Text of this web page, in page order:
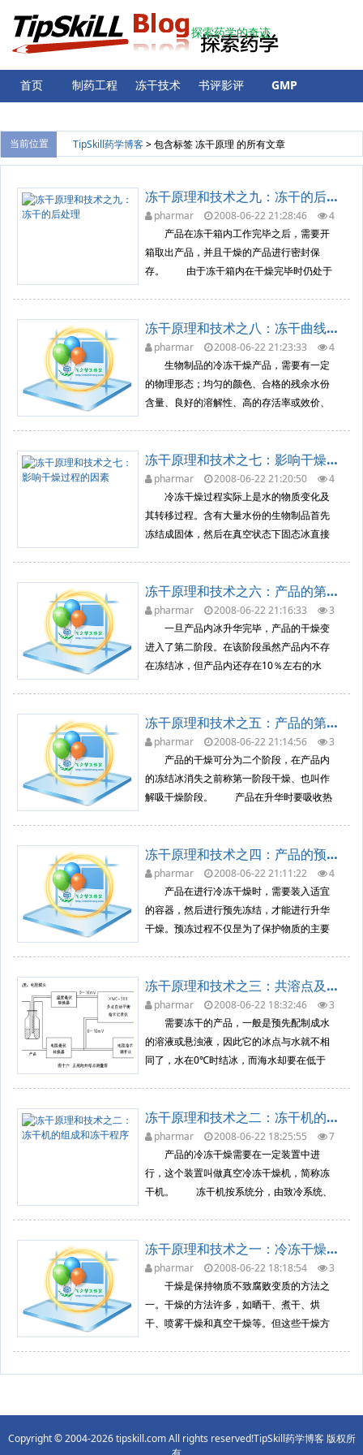
探索药学的奇迹
首页 制药工程 冻干技术 书评影评
GMP
当前位置 TipSkill药学博客> 包含标签冻干原理 的所有文章
冻干原理和技术之九：冻干的后处理
pharmar 2008-06-22 21:28:46
4
冷冻干燥原理
产品在冻干箱内工作完毕之后，需要开
箱取出产品，并且干燥的产品进行密封保
存。 由于冻干箱内在干燥完毕时仍处于
菌干燥空气。 由于产品的保存要求各不
相同，因此出箱时的处理也各不相同。有些
产品仅需放入无菌干燥空气，然...
冻干原理和技术之八：冻干曲线时序的制定
pharmar 2008-06-22 21:23:33
4
冷冻干燥原理
生物制品的冷冻干燥产品，需要有一定
的物理形态；均匀的颜色、合格的残余水份
含量、良好的溶解性、高的存活率或效价、
冻干燥过程的每一阶段的各参数进行全面的
控制，才能得到优质的产品。冻干曲线和时
序就是进行冷冻干燥过程控制的基本依...
冻干原理和技术之七：影响干燥过程的因素
pharmar 2008-06-22 21:20:50
4
冷冻干燥原理
冷冻干燥过程实际上是水的物质变化及
其转移过程。含有大量水份的生物制品首先
冻结成固体，然后在真空状态下固态冰直接
内得到了需要的冷冻干躁产品，干燥过程如
图十七所示。 冻干过程有二个放热过程
和二个吸收过程：液体生物制品...
冻干原理和技术之六：产品的第二阶段干燥
pharmar 2008-06-22 21:16:33
3
冷冻干燥原理
一旦产品内冰升华完毕，产品的干燥变
进入了第二阶段。在该阶段虽然产品内不存
在冻结冰，但产品内还存在10％左右的水
段，可以使产品的温度迅速地上升到该产品
的最高允许温度，并在该温度一直维持到冻
干结束为止。迅速提高产品温度有利...
冻干原理和技术之五：产品的第一阶段干躁
pharmar 2008-06-22 21:14:56
3
冷冻干燥原理
产品的干燥可分为二个阶段，在产品内
的冻结冰消失之前称第一阶段干燥、也叫作
解吸干燥阶段。 产品在升华时要吸收热
行加热。但对产品的加热量是有限度的，不
能使产品的温度超过其自身共熔点温度。升
华的产品如果低于共熔点温度...
冻干原理和技术之四：产品的预冻
pharmar 2008-06-22 21:11:22
4
冷冻干燥原理
产品在进行冷冻干燥时，需要装入适宜
的容器，然后进行预先冻结，才能进行升华
干燥。预冻过程不仅昰为了保护物质的主要
量，以便日后的应用。 产品的分装通常
有散装和瓶装二种方式。散装可以采用金属
盘，饭盒或玻璃器皿；瓶装采用玻璃...
冻干原理和技术之三：共溶点及其测量方法
pharmar 2008-06-22 18:32:46
3
冷冻干燥原理
需要冻干的产品，一般是预先配制成水
的溶液或悬浊液，因此它的冰点与水就不相
同了，水在0℃时结冰，而海水却要在低于
冰点。 另外，溶液的结冰过程与纯液体
也不一样，纯液体如水在0℃时结冰，水的温
度并不下降，直到全部水结冰...
冻干原理和技术之二：冻干机的组成和冻干程序
pharmar 2008-06-22 18:25:55
7
冷冻干燥原理
产品的冷冻干燥需要在一定装置中进
行，这个装置叫做真空冷冻干燥机，简称冻
干机。 冻干机按系统分，由致冷系统、
箱、冷凝器或称水汽凝集器、冷冻机、真空
泵和阀门、电气控制元件等组成。图十三是
冻干机组成示意图。 冻干...
冻干原理和技术之一：冷冻干燥的原理
pharmar 2008-06-22 18:18:54
3
冷冻干燥原理
干燥是保持物质不致腐败变质的方法之
一。干燥的方法许多，如晒干、煮干、烘
干、喷雾干燥和真空干燥等。但这些干燥方
有些物质发生了氧化，一些易挥发的成分大
质、维生素会发生变性。微生物会失去...
Copyright © 2004-2026 tipskill.com All rights reserved!TipSkill药学博客 版权所